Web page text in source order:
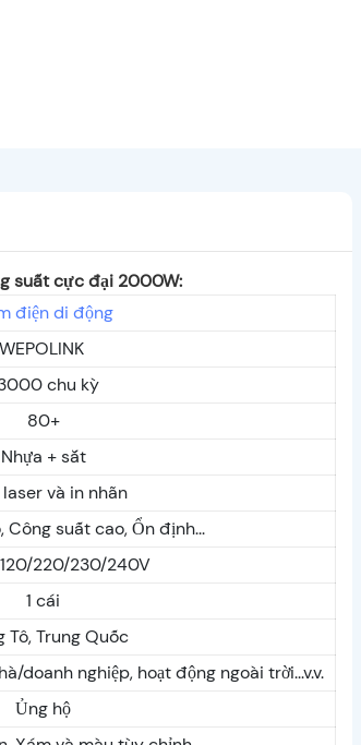
suất cực đại 2000W:
điện di động
WEPOLINK
chu kỳ
80+
Nhựa + sắt
laser và in nhãn
Công suất cao, Ổn định...
120/220/230/240V
1 cái
Tô, Trung Quốc
doanh nghiệp, hoạt động ngoài trời...v.v.
Ủng hộ